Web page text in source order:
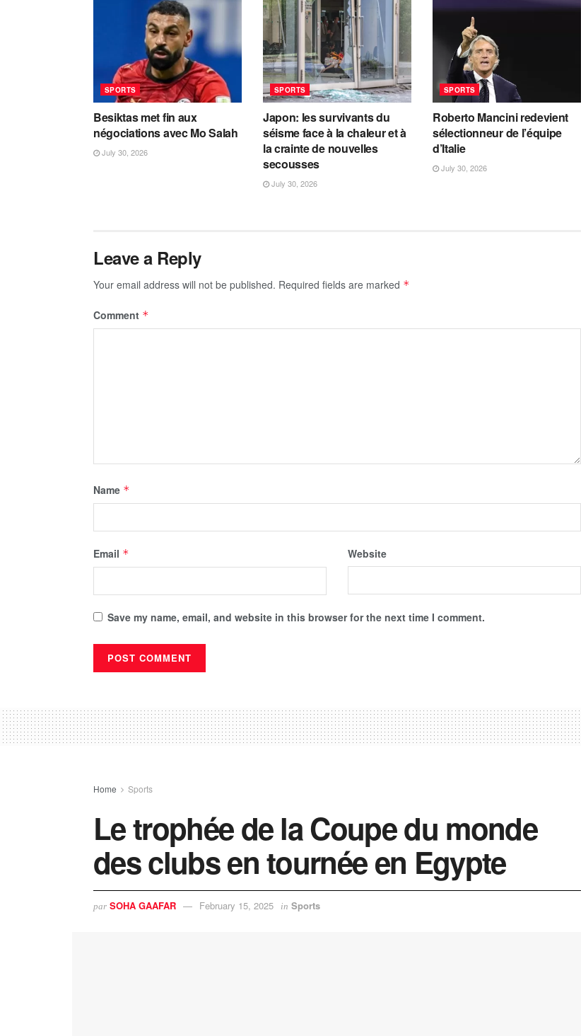
SPORTS
Besiktas met fin aux
négociations avec Mo Salah
July 30, 2026
SPORTS
Japon: les survivants du
séisme face à la chaleur et à
la crainte de nouvelles
secousses
July 30, 2026
SPORTS
Roberto Mancini redevient
sélectionneur de l’équipe
d’Italie
July 30, 2026
Leave a Reply
Your email address will not be published. Required fields are marked *
Comment *
Name *
Email * Website
Save my name, email, and website in this browser for the next time I comment.
Home Sports
Le trophée de la Coupe du monde
des clubs en tournée en Egypte
par SOHA GAAFAR February 15, 2025 in Sports